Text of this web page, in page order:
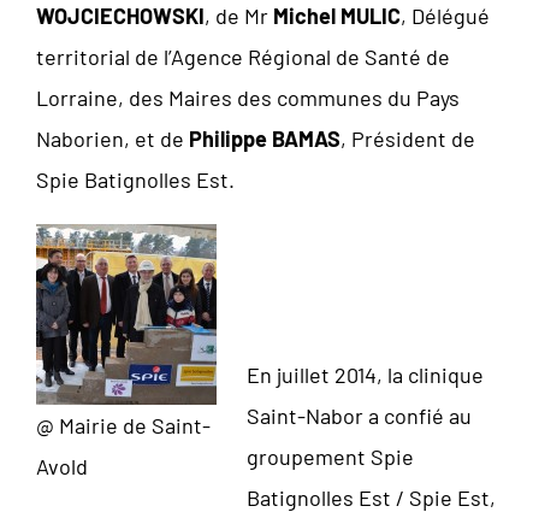
WOJCIECHOWSKI, de Mr Michel MULIC, Délégué
territorial de l’Agence Régional de Santé de
Lorraine, des Maires des communes du Pays
Naborien, et de Philippe BAMAS, Président de
Spie Batignolles Est.
@ Mairie de Saint-
Avold
En juillet 2014, la clinique
Saint-Nabor a confié au
groupement Spie
Batignolles Est / Spie Est,